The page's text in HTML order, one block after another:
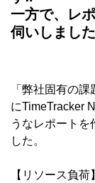
一方で、レ
伺いしまし
「弊社固有の
にTimeTracker
うなレポートを
した。
【リソース負荷】